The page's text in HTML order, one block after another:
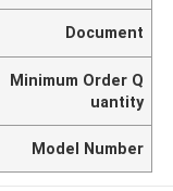
Document
Minimum Order Q
uantity
Model Number